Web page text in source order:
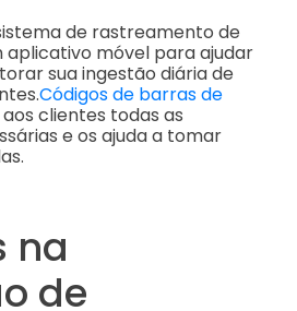
de rastreamento de
aplicativo móvel para ajudar
sua ingestão diária de
Códigos de barras de
clientes todas as
e os ajuda a tomar
na
de